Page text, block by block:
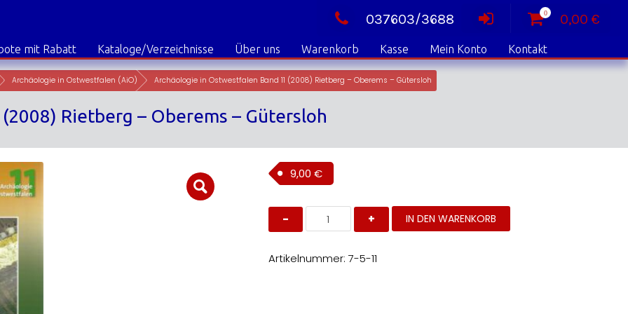
037603/3688 0 0,00 €
mit Rabatt Kataloge/Verzeichnisse Über uns Warenkorb Kasse Mein Konto Kontakt
Archäologie in Ostwestfalen (AiO) Archäologie in Ostwestfalen Band 11 (2008) Rietberg – Oberems – Gütersloh
Rietberg – Oberems – Gütersloh
9,00 €
Archäologie
Ostwestfalen
11
(2008)
IN DEN WARENKORB
Artikelnummer: 7-5-11